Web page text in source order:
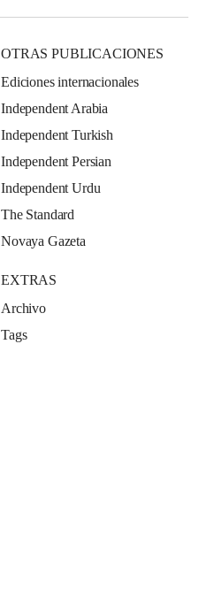
OTRAS PUBLICACIONES
Ediciones internacionales
Independent Arabia
Independent Turkish
Independent Persian
Independent Urdu
The Standard
Novaya Gazeta
EXTRAS
Archivo
Tags